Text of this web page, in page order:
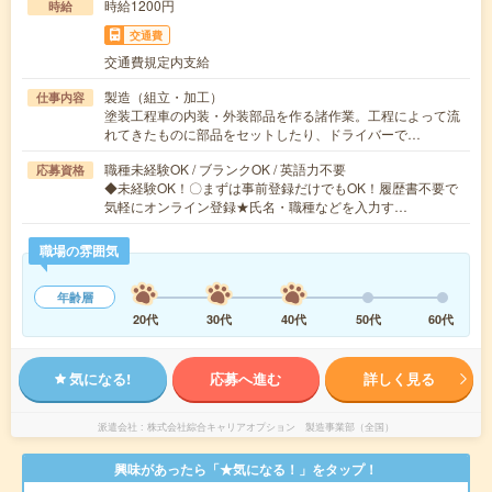
時給 時給1200円
交通費
交通費規定内支給
仕事内容
製造（組立・加工）
塗装工程車の内装・外装部品を作る諸作業。工程によって流
れてきたものに部品をセットしたり、ドライバーで…
応募資格
職種未経験OK / ブランクOK / 英語力不要
◆未経験OK！〇まずは事前登録だけでもOK！履歴書不要で
気軽にオンライン登録★氏名・職種などを入力す…
職場の雰囲気
年齢層
20代
30代 40代 50代 60代
気になる! 応募へ進む 詳しく見る
派遣会社 株式会社綜合キャリアオプション 製造事業部（全国）
興味があったら「★気になる！」をタップ！